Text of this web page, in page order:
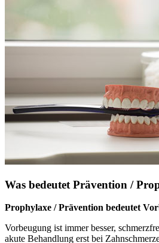
Was bedeutet Prävention /
Prophylaxe / Prävention bedeutet
Vorbeugung ist immer besser,
akute Behandlung erst bei